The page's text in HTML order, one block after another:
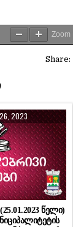
Zoom
Share:
2023
წელი)